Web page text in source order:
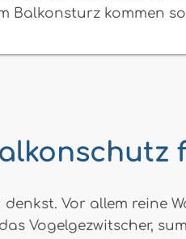
Balkonsturz kommen
Vor allem reine
Vogelgezwitscher,